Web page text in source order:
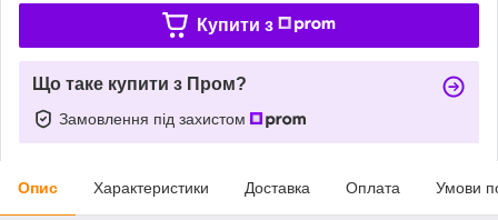
Купити з
Що таке купити з Пром?
Замовлення під захистом
Опис Характеристики Доставка Оплата Умови